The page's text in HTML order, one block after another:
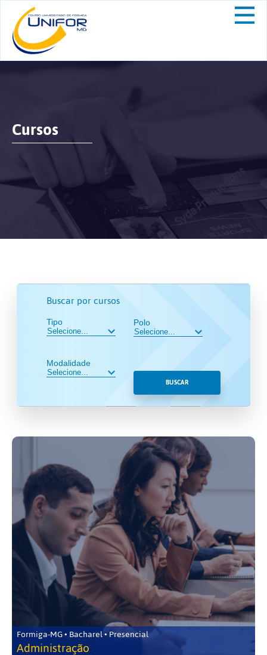
Cursos
Buscar por cursos
Tipo
Modalidade
Polo
BUSCAR
Formiga-MG • Bacharel • Presencial
Administração